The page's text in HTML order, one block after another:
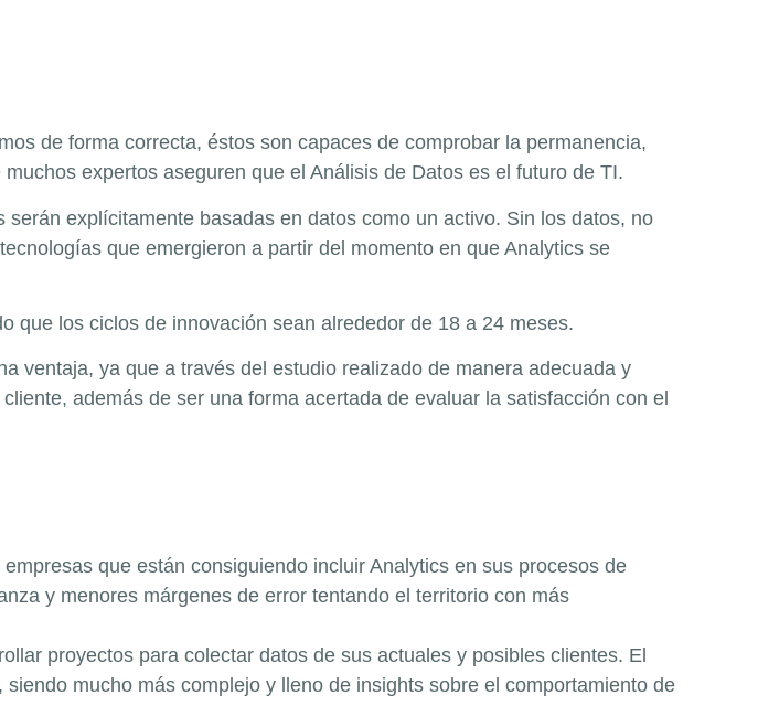
de forma correcta, éstos son capaces de comprobar la permanencia,
expertos aseguren que el Análisis de Datos es el futuro de TI.
explícitamente basadas en datos como un activo. Sin los datos, no
que emergieron a partir del momento en que Analytics se
que los ciclos de innovación sean alrededor de 18 a 24 meses.
ventaja, ya que a través del estudio realizado de manera adecuada y
además de ser una forma acertada de evaluar la satisfacción con el
que están consiguiendo incluir Analytics en sus procesos de
y menores márgenes de error tentando el territorio con más
proyectos para colectar datos de sus actuales y posibles clientes. El
mucho más complejo y lleno de insights sobre el comportamiento de